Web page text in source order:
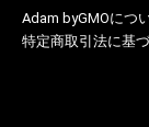
Adam byGMOにつ
特定商取引法に基